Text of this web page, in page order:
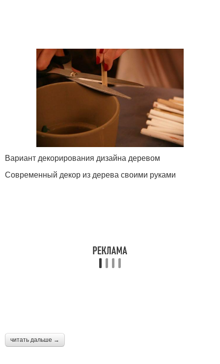
Вариант декорирования дизайна деревом
Современный декор из дерева своими руками
читать дальше →